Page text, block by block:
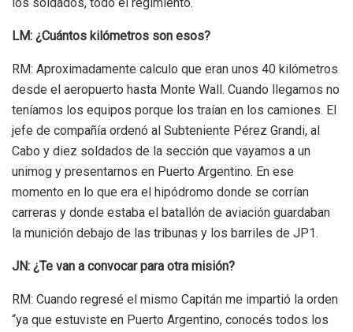
LM: ¿Cuántos kilómetros son esos?
RM: Aproximadamente calculo que eran unos 40 kilómetros
desde el aeropuerto hasta Monte Wall. Cuando llegamos no
teníamos los equipos porque los traían en los camiones. El
jefe de compañía ordenó al Subteniente Pérez Grandi, al
Cabo y diez soldados de la sección que vayamos a un
unimog y presentarnos en Puerto Argentino. En ese
momento en lo que era el hipódromo donde se corrían
carreras y donde estaba el batallón de aviación guardaban
la munición debajo de las tribunas y los barriles de JP1.
JN: ¿Te van a convocar para otra misión?
RM: Cuando regresé el mismo Capitán me impartió la orden
“ya que estuviste en Puerto Argentino, conocés todos los